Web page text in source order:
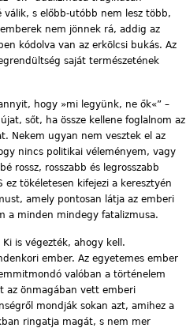
válik, s előbb-utóbb nem lesz több,
nem jönnek rá, addig az
kódolva van az erkölcsi bukás. Az
saját természetének
hogy »mi legyünk, ne ők«” –
sőt, ha össze kellene foglalnom az
Nekem ugyan nem vesztek el az
nincs politikai véleményem, vagy
rossz, rosszabb és legrosszabb
tökéletesen kifejezi a keresztyén
amely pontosan látja az emberi
a minden mindegy fatalizmusa.
is végezték, ahogy kell.
ember. Az egyetemes ember
valóban a történelem
az önmagában vett emberi
mondják sokan azt, amihez a
ringatja magát, s nem mer